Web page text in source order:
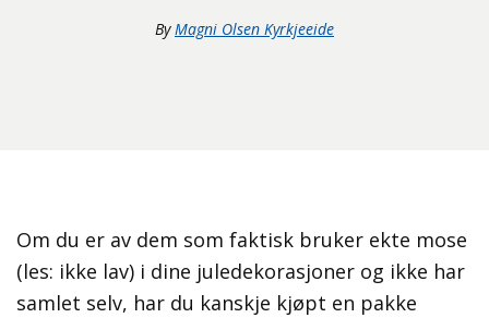
By Magni Olsen Kyrkjeeide
Om du er av dem som faktisk bruker ekte mose
(les: ikke lav) i dine juledekorasjoner og ikke har
samlet selv, har du kanskje kjøpt en pakke